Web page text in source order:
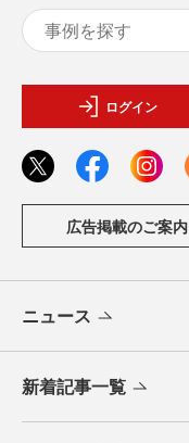
ログイン
広告掲載のご案内
ニュース
新着記事一覧